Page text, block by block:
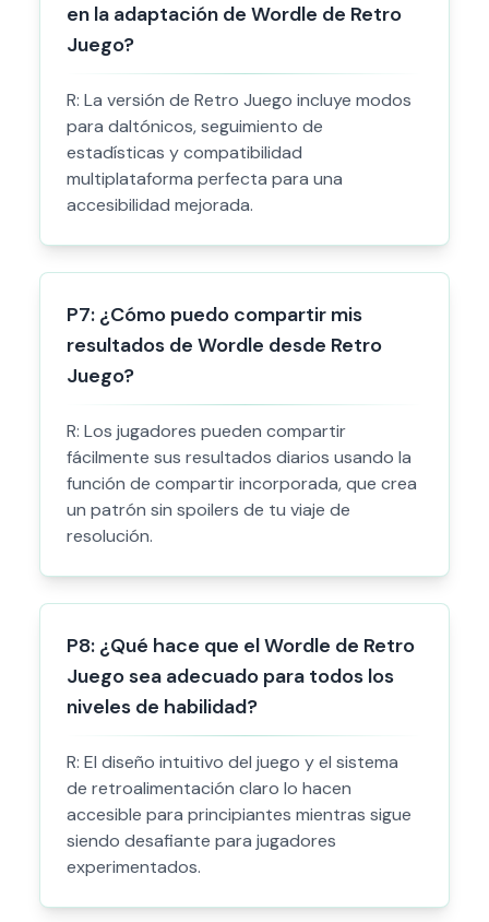
en la adaptación de Wordle de Retro
Juego?
R: La versión de Retro Juego incluye modos
para daltónicos, seguimiento de
estadísticas y compatibilidad
multiplataforma perfecta para una
accesibilidad mejorada.
P7: ¿Cómo puedo compartir mis
resultados de Wordle desde Retro
Juego?
R: Los jugadores pueden compartir
fácilmente sus resultados diarios usando la
función de compartir incorporada, que crea
un patrón sin spoilers de tu viaje de
resolución.
P8: ¿Qué hace que el Wordle de Retro
Juego sea adecuado para todos los
niveles de habilidad?
R: El diseño intuitivo del juego y el sistema
de retroalimentación claro lo hacen
accesible para principiantes mientras sigue
siendo desafiante para jugadores
experimentados.